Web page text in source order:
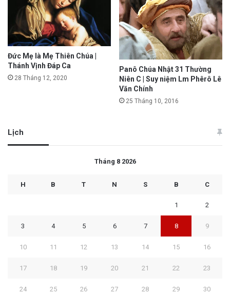
Đức Mẹ là Mẹ Thiên Chúa |
Thánh Vịnh Đáp Ca
28 Tháng 12, 2020
Panô Chúa Nhật 31 Thường
Niên C | Suy niệm Lm Phêrô Lê
Văn Chính
25 Tháng 10, 2016
Lịch
Tháng 8 2026
H B T N S B C
1 2
3 4 5 6 7 8 9
10 11 12 13 14 15 16
17 18 19 20 21 22 23
24 25 26 27 28 29 30